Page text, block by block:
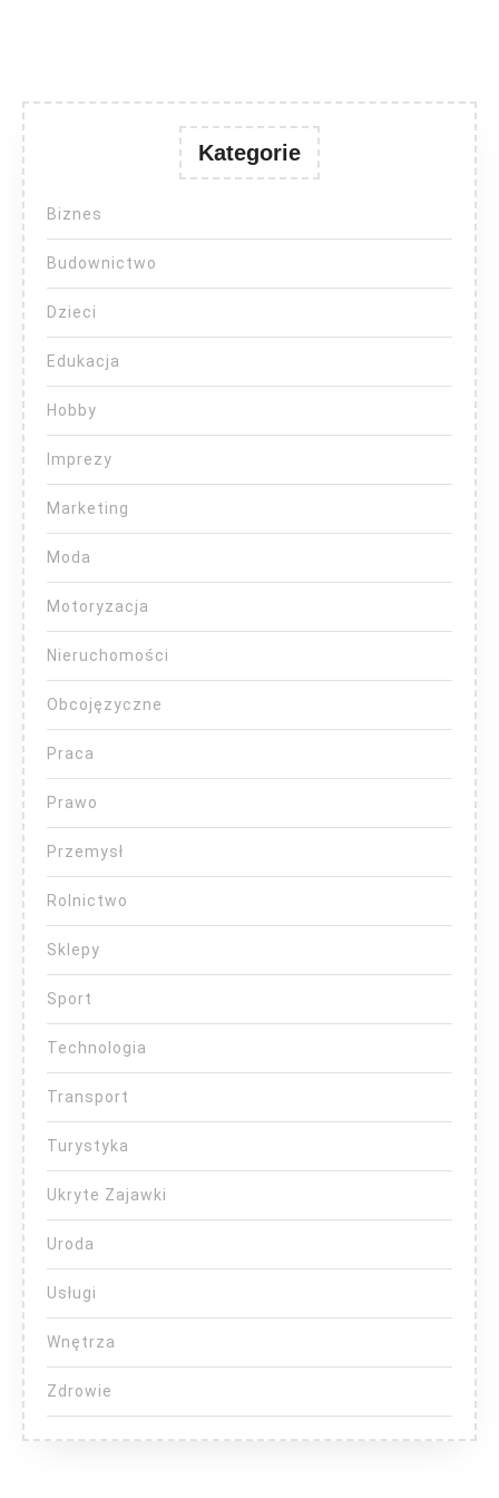
Kategorie
Biznes
Budownictwo
Dzieci
Edukacja
Hobby
Imprezy
Marketing
Moda
Motoryzacja
Nieruchomości
Obcojęzyczne
Praca
Prawo
Przemysł
Rolnictwo
Sklepy
Sport
Technologia
Transport
Turystyka
Ukryte Zajawki
Uroda
Usługi
Wnętrza
Zdrowie